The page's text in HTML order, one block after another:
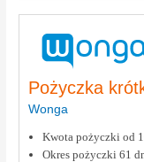
Pożyczka
Wonga
Kwota pożyczki od
Okres pożyczki 61